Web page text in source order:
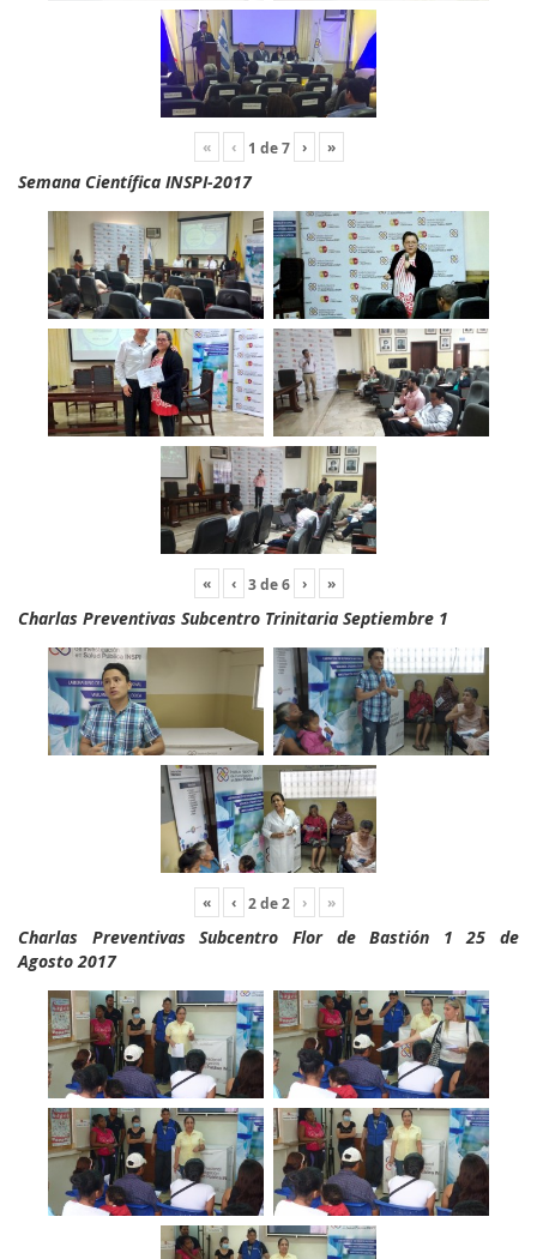
« ‹ 1 de7 › »
Semana Científica INSPI-2017
« ‹ 3de6 › »
Charlas Preventivas Subcentro Trinitaria Septiembre 1
« ‹ 2de2 › »
Charlas Preventivas Subcentro Flor de Bastión 1 25 de
Agosto 2017